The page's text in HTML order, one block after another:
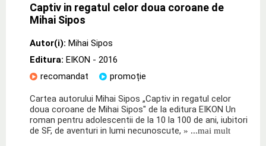
Captiv in regatul celor doua coroane de
Mihai Sipos
Autor(i): Mihai Sipos
Editura: EIKON - 2016
recomandat
promoție
Cartea autorului Mihai Sipos „Captiv in regatul celor
doua coroane de Mihai Sipos" de la editura EIKON Un
roman pentru adolescentii de la 10 la 100 de ani, iubitori
de SF, de aventuri in lumi necunoscute, » ...mai mult